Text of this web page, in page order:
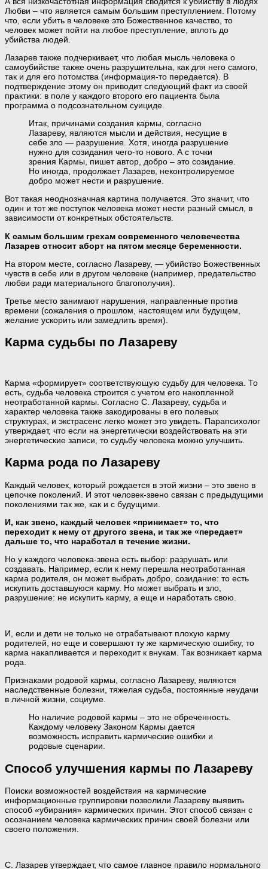
Любви – что является самым большим преступлением. Потому
что, если убить в человеке это Божественное качество, то
человек может пойти на любое преступление, вплоть до
убийства людей.
Лазарев также подчеркивает, что любая мысль человека о
самоубийстве также очень разрушительна, как для него самого,
так и для его потомства (информация-то передается). В
подтверждение этому он приводит следующий факт из своей
практики: в поле у каждого второго его пациента была
программа о подсознательном суициде.
Итак, причинами создания кармы, согласно
Лазареву, являются мысли и действия, несущие в
себе зло — разрушение. Хотя, иногда разрушение
нужно для созидания чего-то нового. А с точки
зрения Кармы, пишет автор, добро – это созидание.
Но иногда, продолжает Лазарев, неконтролируемое
добро может нести и разрушение.
Вот такая неоднозначная картина получается. Это значит, что
один и тот же поступок человека может нести разный смысл, в
зависимости от конкретных обстоятельств.
К самым большим грехам современного человечества
Лазарев относит аборт на пятом месяце беременности.
На втором месте, согласно Лазареву, — убийство Божественных
чувств в себе или в другом человеке (например, предательство
любви ради материального благополучия).
Третье место занимают нарушения, направленные против
времени (сожаления о прошлом, настоящем или будущем,
желание ускорить или замедлить время).
Карма судьбы по Лазареву
Карма «формирует» соответствующую судьбу для человека. То
есть, судьба человека строится с учетом его накопленной
неотработанной кармы. Согласно С. Лазареву, судьба и
характер человека также закодированы в его полевых
структурах, и экстрасенс легко может это увидеть. Парапсихолог
утверждает, что если на энергетически воздействовать на эти
энергетические записи, то судьбу человека можно улучшить.
Карма рода по Лазареву
Каждый человек, который рождается в этой жизни – это звено в
цепочке поколений. И этот человек-звено связан с предыдущими
поколениями так же, как и с будущими.
И, как звено, каждый человек «принимает» то, что
переходит к нему от другого звена, и так же «передает»
дальше то, что наработал в течение жизни.
Но у каждого человека-звена есть выбор: разрушать или
создавать. Например, если к нему перешла неотработанная
карма родителя, он может выбрать добро, созидание: то есть
искупить доставшуюся карму. Но может выбрать и зло,
разрушение: не искупить карму, а еще и наработать свою.
И, если и дети не только не отрабатывают плохую карму
родителей, но еще и совершают ту же кармическую ошибку, то
карма накапливается и переходит к внукам. Так возникает карма
рода.
Признаками родовой кармы, согласно Лазареву, являются
наследственные болезни, тяжелая судьба, постоянные неудачи
в личной жизни, социуме.
Но наличие родовой кармы – это не обреченность.
Каждому человеку Законом Кармы дается
возможность исправить кармические ошибки и
родовые сценарии.
Способ улучшения кармы по Лазареву
Поиски возможностей воздействия на кармические
информационные группировки позволили Лазареву выявить
способ «убирания» кармических причин. Этот способ связан с
осознанием человека кармических причин своей болезни или
своего положения.
С. Лазарев утверждает, что самое главное правило нормального